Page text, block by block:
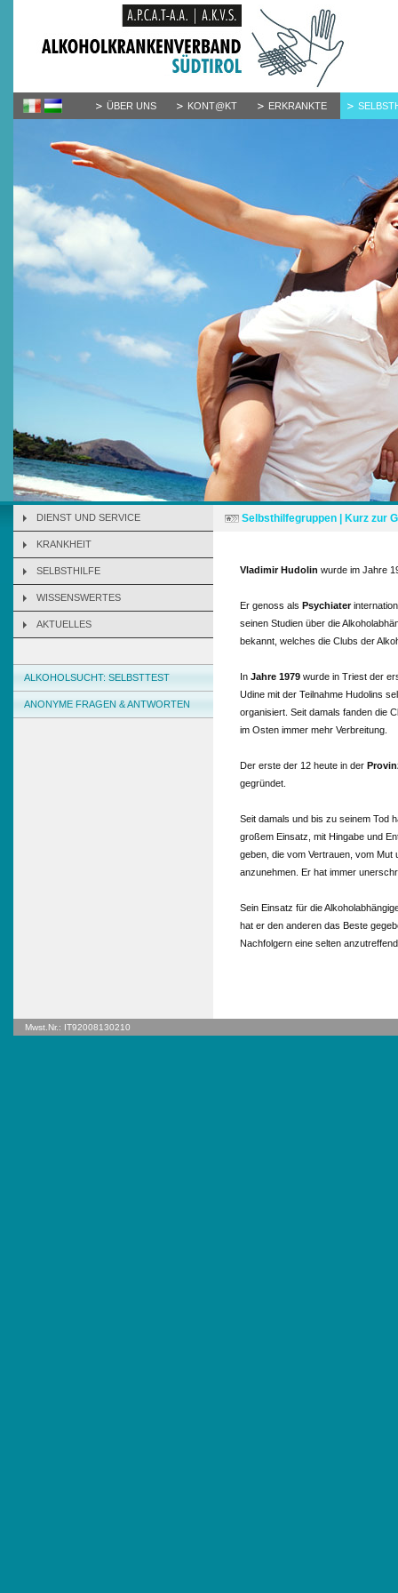
ÜBER UNS KONT@KT ERKRANKTE
Selbsthilfegruppen | Kurz zur
DIENST UND SERVICE
KRANKHEIT
SELBSTHILFE
WISSENSWERTES
AKTUELLES
ALKOHOLSUCHT: SELBSTTEST
ANONYME FRAGEN & ANTWORTEN
Mwst.Nr.: IT92008130210
Vladimir Hudolin wurde im Jahre
Er genoss als Psychiater
seinen Studien über die
bekannt, welches die Clubs der
In Jahre 1979 wurde in Triest der
Udine mit der Teilnahme Hudolins
organisiert. Seit damals fanden die
im Osten immer mehr Verbreitung.
Der erste der 12 heute in der
gegründet.
Seit damals und bis zu seinem Tod
großem Einsatz, mit Hingabe und
geben, die vom Vertrauen, vom
anzunehmen. Er hat immer
Sein Einsatz für die
hat er den anderen das Beste
Nachfolgern eine selten